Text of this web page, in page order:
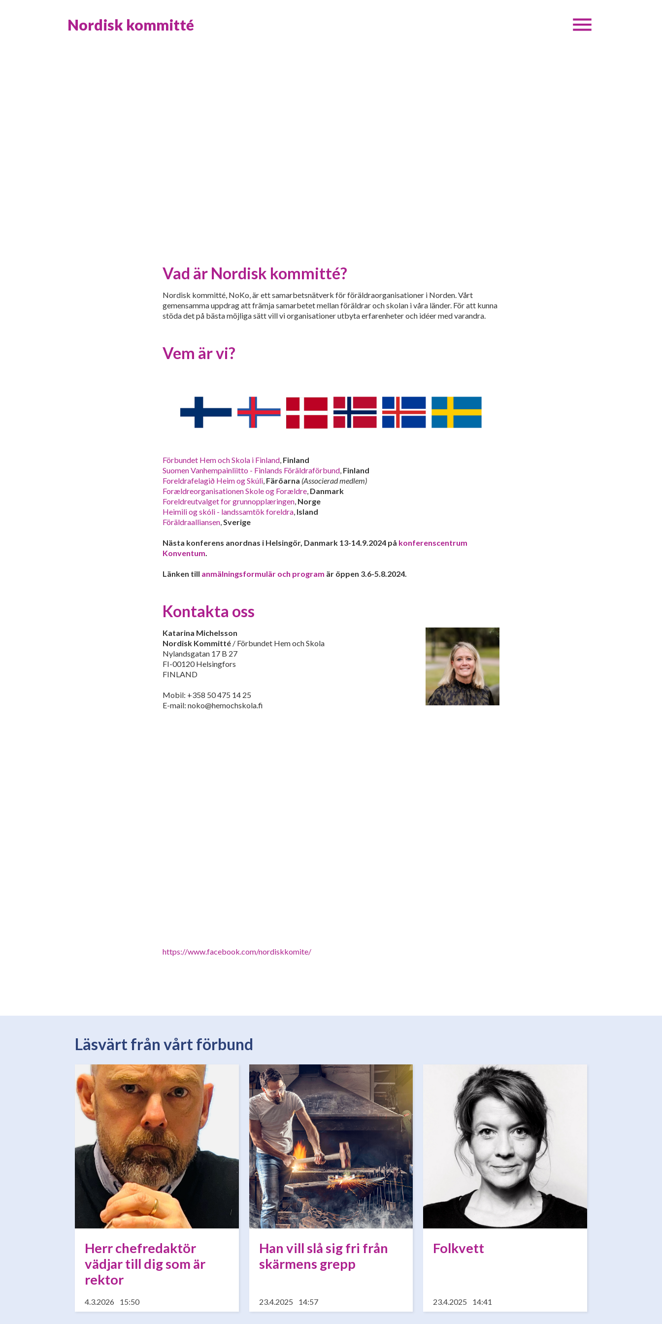
Nordisk kommitté
Vad är Nordisk kommitté?
Nordisk kommitté, NoKo, är ett samarbetsnätverk för föräldraorganisationer i Norden. Vårt
gemensamma uppdrag att främja samarbetet mellan föräldrar och skolan i våra länder. För att kunna
stöda det på bästa möjliga sätt vill vi organisationer utbyta erfarenheter och idéer med varandra.
Vem är vi?
Förbundet Hem och Skola i Finland Finland
Suomen Vanhempainliitto - Finlands Föräldraförbund Finland
Foreldrafelagið Heim og Skúli Färöarna (Associerad medlem)
Forældreorganisationen Skole og Forældre Danmark
Foreldreutvalget for grunnopplæringen Norge
Heimili og skóli - landssamtök foreldra Island
Föräldraalliansen Sverige
Nästa konferens anordnas i Helsingör, Danmark 13-14.9.2024 på konferenscentrum
Konventum.
Länken till anmälningsformulär och program är öppen 3.6-5.8.2024.
Kontakta oss
Katarina Michelsson
Nordisk Kommitté / Förbundet Hem och Skola
Nylandsgatan 17 B 27
FI-00120 Helsingfors
FINLAND
Mobil: +358 50 475 14 25
E-mail: noko@hemochskola.fi
https://www.facebook.com/nordiskkomite/
Läsvärt från vårt förbund
4.3.2026 15:50
Herr chefredaktör
vädjar till dig som är
rektor
23.4.2025 14:57
Han vill slå sig fri från
skärmens grepp
23.4.2025 14:41
Folkvett